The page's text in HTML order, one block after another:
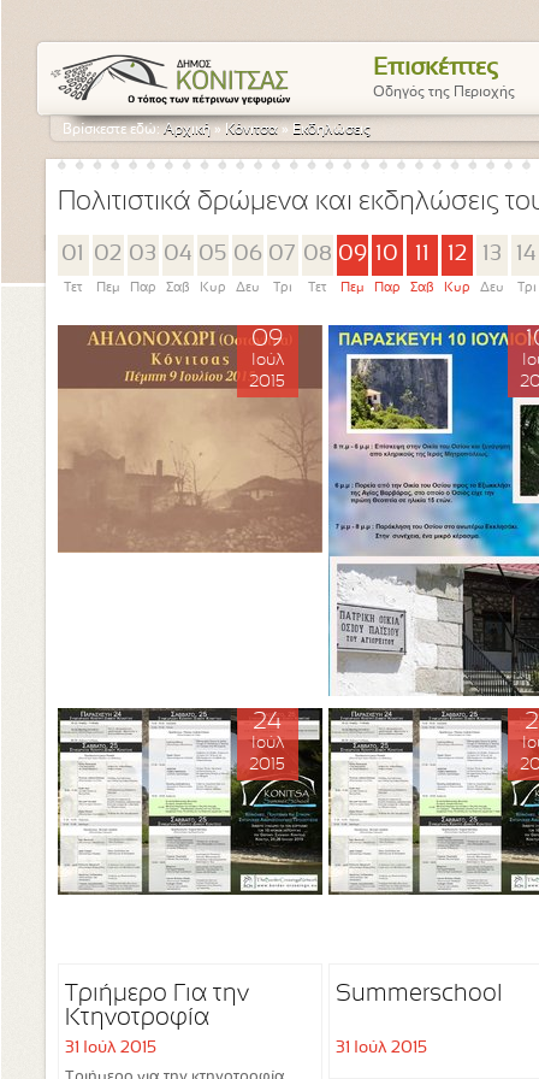
Επισκέπτες
Οδηγός της Περιοχής
Βρίσκεστε εδώ:Αρχική » Κόνιτσα » Εκδηλώσεις
Πολιτιστικά δρώμενα και εκδηλώσεις
01
Τετ
02
Πεμ
03
Παρ
04
Σαβ
05
Κυρ
06
Δευ
07
Τρι
08
Τετ
09
Πεμ
10
Παρ Σαβ
12
Κυρ
13
Δευ
14
Τρι
09
Ιούλ
2015
24
Ιούλ
2015
Τριήμερο Για την
Κτηνοτροφία
31 Ιούλ 2015
Summerschool
31 Ιούλ 2015